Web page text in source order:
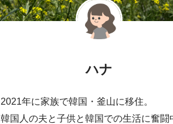
ハナ
2021年に家族で韓国・釜山に移住。
韓国人の夫と子供と韓国での生活に奮闘